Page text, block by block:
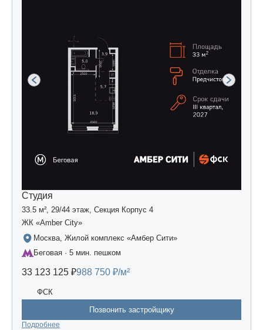
Студия
33.5 м², 29/44 этаж, Секция Корпус 4
ЖК «Amber Сity»
Москва, Жилой комплекс «Амбер Сити»
Беговая · 5 мин. пешком
33 123 125 ₽988 750 ₽/м²
ФСК
Позвонить застройщику
Подробнее